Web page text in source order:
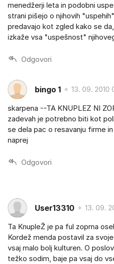
menedžerji leta in podobni
strani pišejo o njihovih
predavajo kot zgled kako se
izkaže vsa "uspešnost"
Odgovori
bingo 1 13. 09. 2010
skarpena --TA KNUPLEZ NI
zadevah je potrebno biti kot
se dela pac o resavanju firme
naprej
Odgovori
User13310 13. 09.
Ta KnupleŽ je pa ful zoprna
Kordež menda postavil za
vsaj malo bolj kulturen. O
težko sodim, baje pa vsaj do